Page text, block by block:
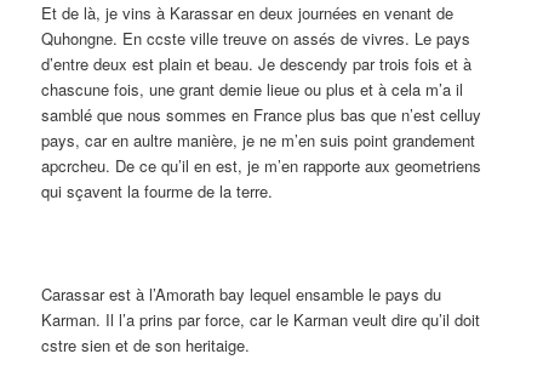
Et de là, je vins à Karassar en deux journées en venant de
Quhongne. En ccste ville treuve on assés de vivres. Le pays
d’entre deux est plain et beau. Je descendy par trois fois et à
chascune fois, une grant demie lieue ou plus et à cela m’a il
samblé que nous sommes en France plus bas que n’est celluy
pays, car en aultre manière, je ne m’en suis point grandement
apcrcheu. De ce qu’il en est, je m’en rapporte aux geometriens
qui sçavent la fourme de la terre.
Carassar est à l’Amorath bay lequel ensamble le pays du
Karman. Il l’a prins par force, car le Karman veult dire qu’il doit
cstre sien et de son heritaige.